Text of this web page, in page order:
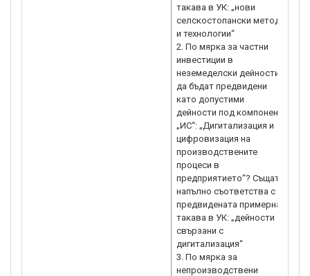
такава в УК: „нови
селскостопански методи
и технологии“
2. По мярка за частни
инвестиции в
неземеделски дейности
да бъдат предвидени
като допустими
дейности под компонент
„ИС“: „Дигитализация и
цифровизация на
производствените
процеси в
предприятието“? Същата
напълно съответства с
предвидената примерна
такава в УК: „дейности
свързани с
дигитализация“
3. По мярка за
непроизводствени